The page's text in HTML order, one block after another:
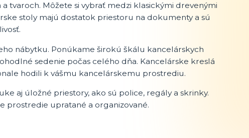
tvaroch. Môžete si vybrať medzi klasickými drevenými
stoly majú dostatok priestoru na dokumenty a sú
nábytku. Ponúkame širokú škálu kancelárskych
sedenie počas celého dňa. Kancelárske kreslá
hodili k vášmu kancelárskemu prostrediu.
aj úložné priestory, ako sú police, regály a skrinky.
prostredie upratané a organizované.